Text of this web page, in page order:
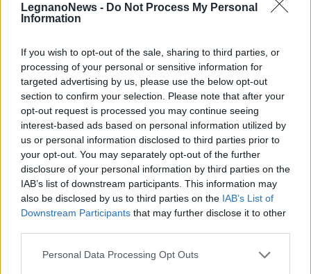
LegnanoNews - Do Not Process My Personal
Information
If you wish to opt-out of the sale, sharing to third parties, or
processing of your personal or sensitive information for
targeted advertising by us, please use the below opt-out
section to confirm your selection. Please note that after your
opt-out request is processed you may continue seeing
interest-based ads based on personal information utilized by
us or personal information disclosed to third parties prior to
your opt-out. You may separately opt-out of the further
disclosure of your personal information by third parties on the
IAB’s list of downstream participants. This information may
also be disclosed by us to third parties on the IAB’s List of
Downstream Participants that may further disclose it to other
Personal Data Processing Opt Outs
Via Confalonieri, 5
Castronno
Tutti gli eventi
diagosto
LEGGI ANCHE
Highlights Palio 2026 – Dalla sfilata alla corsa finale
Il capitano Potestio commenta la vittoria al Palio 2026
PIÙ INFORMAZIONI SU